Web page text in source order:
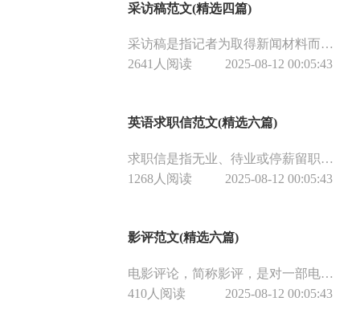
采访稿范文(精选四篇)
采访稿是指记者为取得新闻材料而进行观察，调查，访问，记录，摄影，录音，录像等活动，是一种媒体信息的采集和收集方式，通常通过记者和被获取信息的对象面对面交流。
2641人阅读
2025-08-12 00:05:43
英语求职信范文(精选六篇)
求职信是指无业、待业或停薪留职者写给用人单位的信，是一种私人对公并有求于公的信函。求职信的内容要求简练、明确，切忌模糊、笼统、面面俱到，向招聘人员简单的自我介绍，以及说明为何自己适合该职位。求职信一般是伴随履历投递给招聘人员。
1268人阅读
2025-08-12 00:05:43
影评范文(精选六篇)
电影评论，简称影评，是对一部电影的导演、演员、镜头语言、拍摄技术、剧情、线索、环境、色彩、光线等进行分析和批评，又称电影批评。电影评论的目的在于分析、鉴定和评价蕴含在银幕中的审美价值、认识价值、社会意义、镜头语言等方面的内容，从而促进电影艺术的发展。下面是小编整理的六篇影评，供大家参考。
410人阅读
2025-08-12 00:05:43